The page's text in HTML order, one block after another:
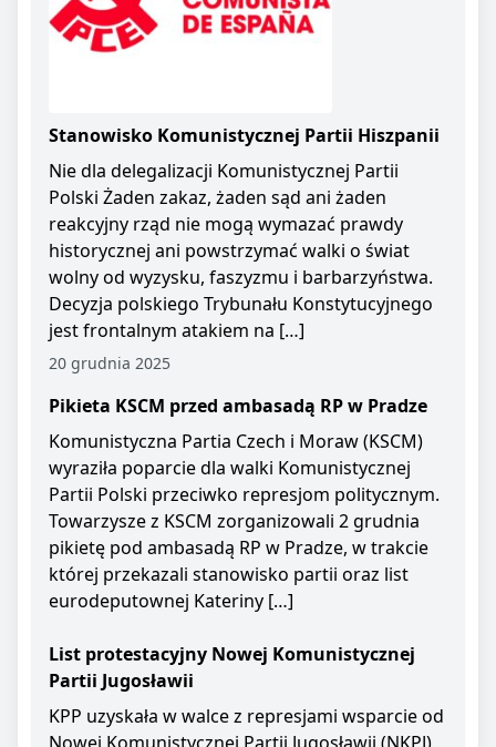
Stanowisko Komunistycznej Partii Hiszpanii
Nie dla delegalizacji Komunistycznej Partii
Polski Żaden zakaz, żaden sąd ani żaden
reakcyjny rząd nie mogą wymazać prawdy
historycznej ani powstrzymać walki o świat
wolny od wyzysku, faszyzmu i barbarzyństwa.
Decyzja polskiego Trybunału Konstytucyjnego
jest frontalnym atakiem na […]
20 grudnia 2025
Pikieta KSCM przed ambasadą RP w Pradze
Komunistyczna Partia Czech i Moraw (KSCM)
wyraziła poparcie dla walki Komunistycznej
Partii Polski przeciwko represjom politycznym.
Towarzysze z KSCM zorganizowali 2 grudnia
pikietę pod ambasadą RP w Pradze, w trakcie
której przekazali stanowisko partii oraz list
eurodeputownej Kateriny […]
List protestacyjny Nowej Komunistycznej
Partii Jugosławii
KPP uzyskała w walce z represjami wsparcie od